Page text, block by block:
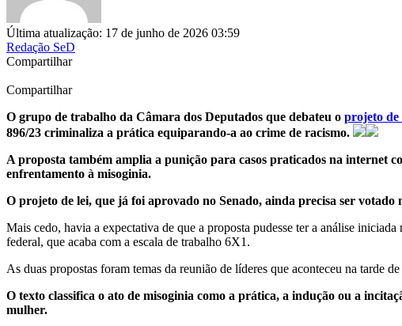
Última atualização: 17 de junho de 2026 03:59
Redação SeD
Compartilhar
Compartilhar
O grupo de trabalho da Câmara dos Deputados que debateu o projeto de
896/23 criminaliza a prática equiparando-a ao crime de racismo.
A proposta também amplia a punição para casos praticados na internet
enfrentamento à misoginia.
O projeto de lei, que já foi aprovado no Senado, ainda precisa ser
Mais cedo, havia a expectativa de que a proposta pudesse ter a análise
federal, que acaba com a escala de trabalho 6X1.
As duas propostas foram temas da reunião de líderes que aconteceu na tarde
O texto classifica o ato de misoginia como a prática, a indução ou a
mulher.